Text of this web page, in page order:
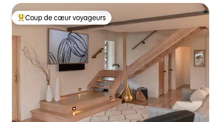
Coups de cœur voyageurs les plus appréciés
Coup de cœur voyageurs